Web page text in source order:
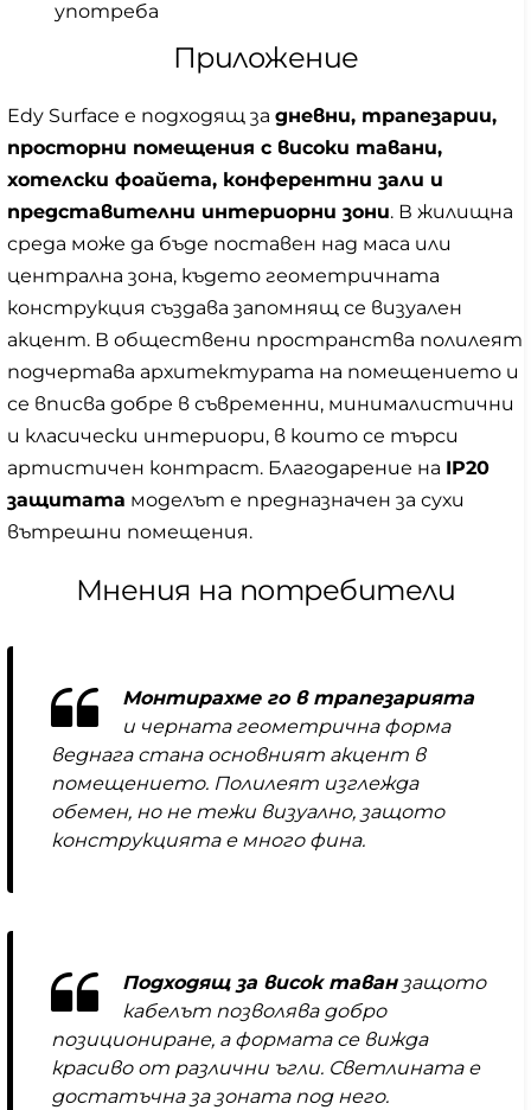
употреба
Приложение
Edy Surface е подходящ за дневни, трапезарии,
просторни помещения с високи тавани,
хотелски фоайета, конферентни зали и
представителни интериорни зони. В жилищна
среда може да бъде поставен над маса или
централна зона, където геометричната
конструкция създава запомнящ се визуален
акцент. В обществени пространства полилеят
подчертава архитектурата на помещението и
се вписва добре в съвременни, минималистични
и класически интериори, в които се търси
артистичен контраст. Благодарение на IP20
защитата моделът е предназначен за сухи
вътрешни помещения.
Мнения на потребители
Монтирахме го в трапезарията
и черната геометрична форма
веднага стана основният акцент в
помещението. Полилеят изглежда
обемен, но не тежи визуално, защото
конструкцията е много фина.
Подходящ за висок таванзащото
кабелът позволява добро
позициониране, а формата се вижда
красиво от различни ъгли. Светлината е
достатъчна за зоната под него.